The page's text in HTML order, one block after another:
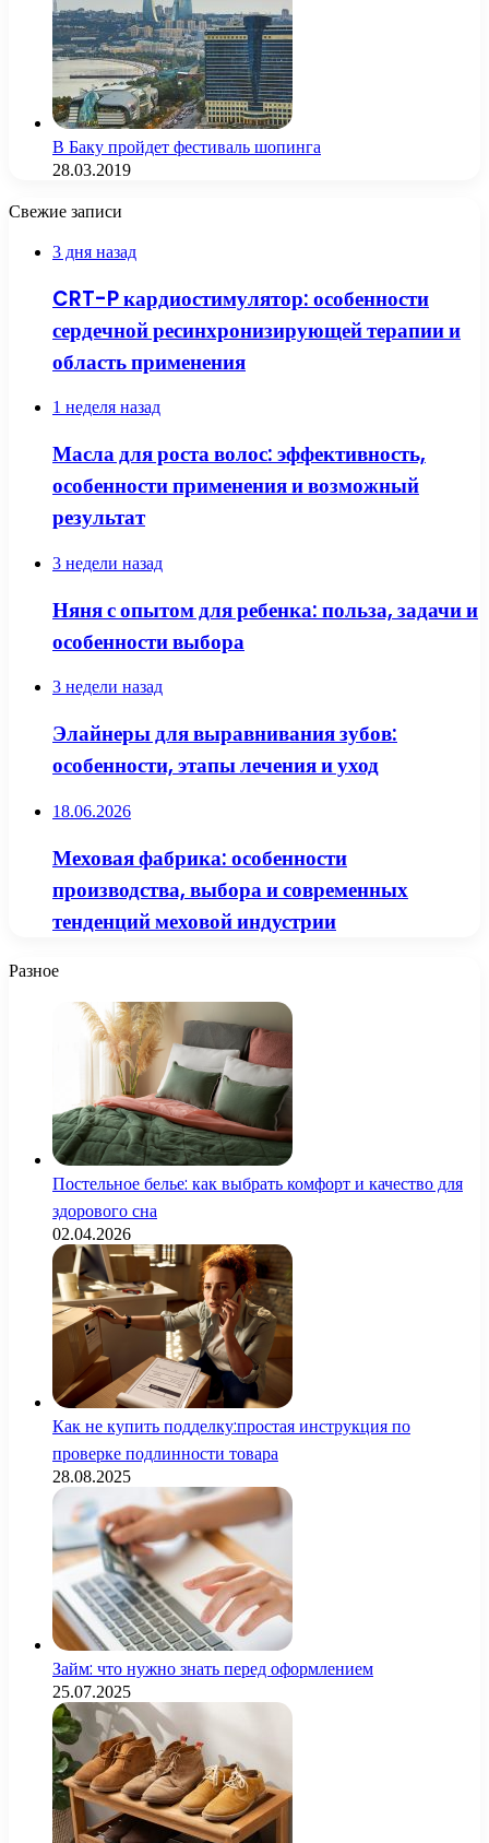
В Баку пройдет фестиваль шопинга
28.03.2019
Свежие записи
3 дня назад
CRT-P кардиостимулятор: особенности
сердечной ресинхронизирующей терапии и
область применения
1 неделя назад
Масла для роста волос: эффективность,
особенности применения и возможный
результат
3 недели назад
Няня с опытом для ребенка: польза, задачи и
особенности выбора
3 недели назад
Элайнеры для выравнивания зубов:
особенности, этапы лечения и уход
18.06.2026
Меховая фабрика: особенности
производства, выбора и современных
тенденций меховой индустрии
Разное
Постельное белье: как выбрать комфорт и качество для
здорового сна
02.04.2026
Как не купить подделку:простая инструкция по
проверке подлинности товара
28.08.2025
Займ: что нужно знать перед оформлением
25.07.2025